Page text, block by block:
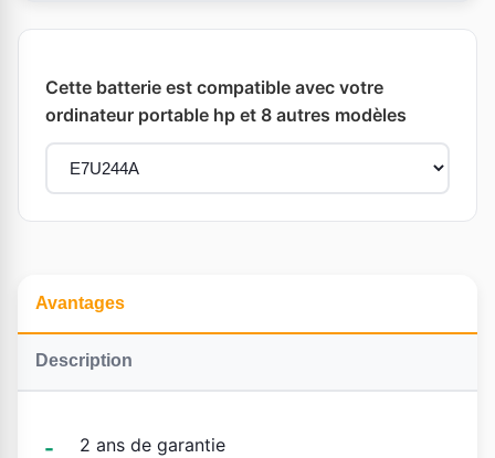
Cette batterie est compatible avec votre
ordinateur portable hp et 8 autres modèles
Avantages
Description
2 ans de garantie